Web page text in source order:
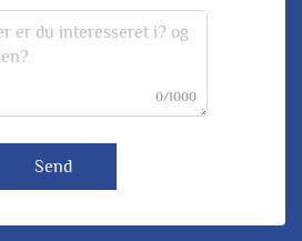
0/1000
Send